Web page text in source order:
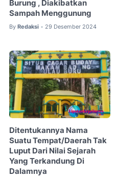
Burung , Diakibatkan
Sampah Menggunung
By Redaksi • 29 Desember 2024
Ditentukannya Nama
Suatu Tempat/Daerah Tak
Luput Dari Nilai Sejarah
Yang Terkandung Di
Dalamnya